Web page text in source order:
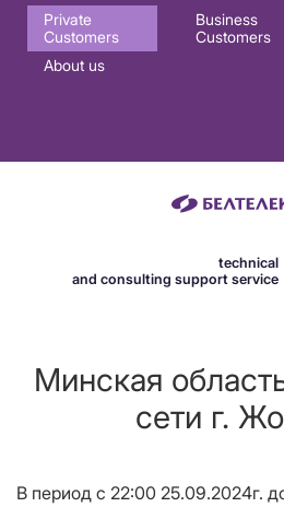
Основная
навигация
Private
Customers
Business
Customers
About us
technical
and consulting support service
Минская
сети г.
В период с 22:00 25.09.2024г.